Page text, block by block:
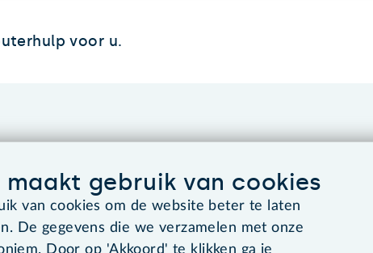
voor u.
maakt gebruik van cookies
van cookies om de website beter te laten
De gegevens die we verzamelen met onze
Door op 'Akkoord' te klikken ga je